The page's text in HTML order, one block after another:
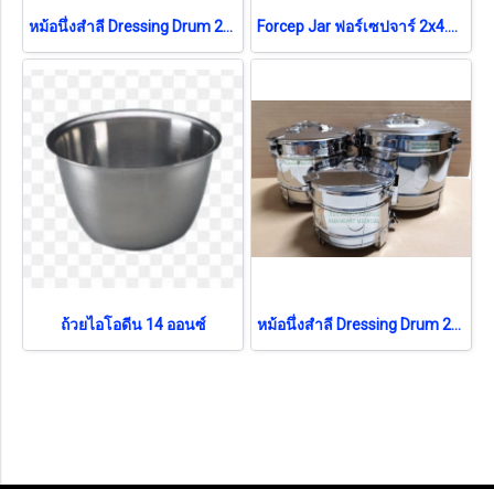
หม้อนึ่งสำลี Dressing Drum 21x16 cm Forcep Jar ฟอร์เซปจาร์ 2x4.5 นิ้ว
ถ้วยไอโอดีน 14 ออนซ์ หม้อนึ่งสำลี Dressing Drum 24x18 cm